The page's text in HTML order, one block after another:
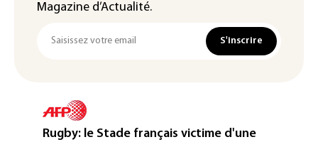
Magazine d’Actualité.
S'inscrire
Rugby: le Stade français victime d'une